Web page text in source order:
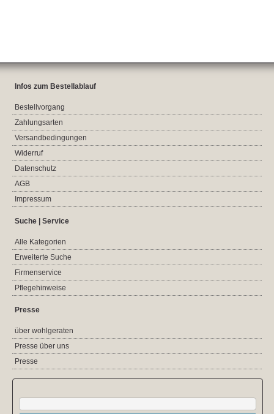
Infos zum Bestellablauf
Bestellvorgang
Zahlungsarten
Versandbedingungen
Widerruf
Datenschutz
AGB
Impressum
Suche | Service
Alle Kategorien
Erweiterte Suche
Firmenservice
Pflegehinweise
Presse
über wohlgeraten
Presse über uns
Presse